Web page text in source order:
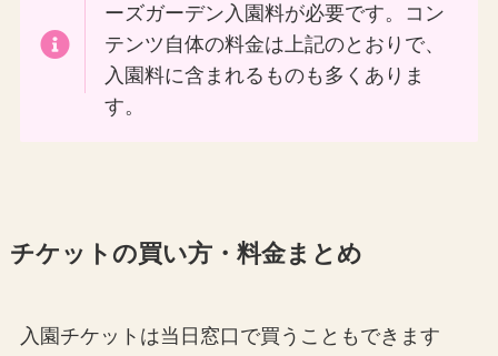
ーズガーデン入園料が必要です。コン
テンツ自体の料金は上記のとおりで、
入園料に含まれるものも多くありま
す。
チケットの買い方・料金まとめ
入園チケットは当日窓口で買うこともできます